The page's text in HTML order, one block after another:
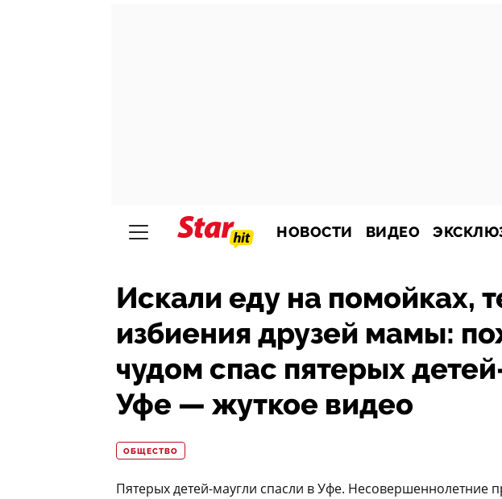
НОВОСТИ ВИДЕО
Искали еду на помойках,
избиения друзей мамы:
чудом спас пятерых
Уфе — жуткое видео
ОБЩЕСТВО
Пятерых детей-маугли спасли в Уфе. Несовершеннолетние